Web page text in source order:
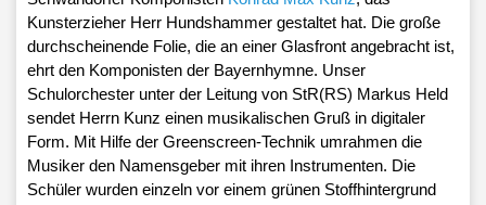
Kunsterzieher Herr Hundshammer gestaltet hat. Die große
durchscheinende Folie, die an einer Glasfront angebracht ist,
ehrt den Komponisten der Bayernhymne. Unser
Schulorchester unter der Leitung von StR(RS) Markus Held
sendet Herrn Kunz einen musikalischen Gruß in digitaler
Form. Mit Hilfe der Greenscreen-Technik umrahmen die
Musiker den Namensgeber mit ihren Instrumenten. Die
Schüler wurden einzeln vor einem grünen Stoffhintergrund